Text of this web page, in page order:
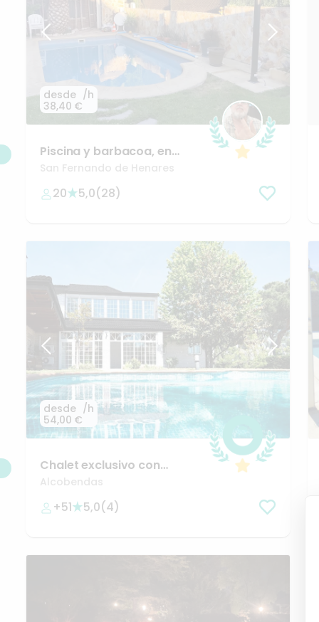
desde
38,40 €
/h
Piscina y barbacoa​,​ en
Madrid​,​ San Fernando de
San Fernando de Henares
20 5,0(28)
desde
54,00 €
/h
Chaletexclusivo con
piscina en La
Alcobendas
+51 5,0(4)